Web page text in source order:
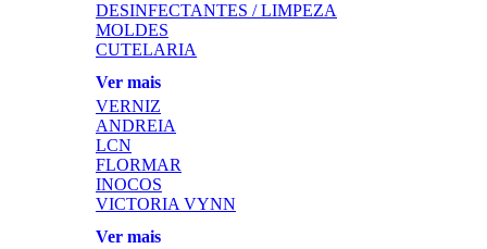
DESINFECTANTES / LIMPEZA
MOLDES
CUTELARIA
Ver mais
VERNIZ
ANDREIA
LCN
FLORMAR
INOCOS
VICTORIA VYNN
Ver mais